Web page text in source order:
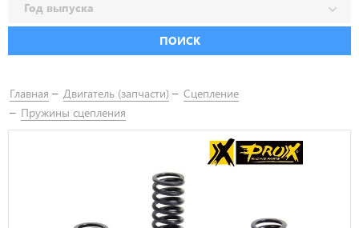
ПОИСК
Главная Двигатель (запчасти)
Сцепление
Пружины сцепления